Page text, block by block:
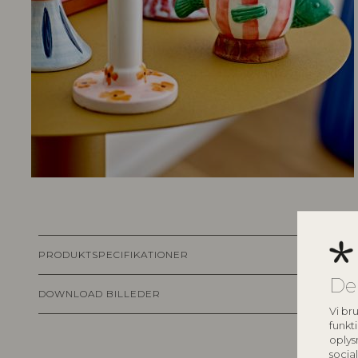
Vi
PRODUKTSPECIFIKATIONER
DOWNLOAD BILLEDER